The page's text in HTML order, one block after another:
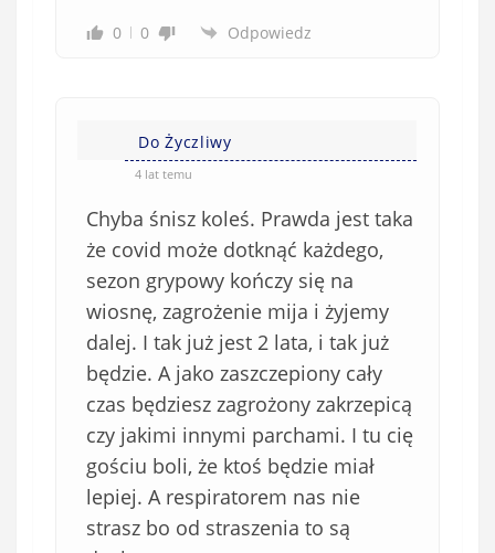
0 0 Odpowiedz
Do Życzliwy
4 lat temu
Chyba śnisz koleś. Prawda jest taka
że covid może dotknąć każdego,
sezon grypowy kończy się na
wiosnę, zagrożenie mija i żyjemy
dalej. I tak już jest 2 lata, i tak już
będzie. A jako zaszczepiony cały
czas będziesz zagrożony zakrzepicą
czy jakimi innymi parchami. I tu cię
gościu boli, że ktoś będzie miał
lepiej. A respiratorem nas nie
strasz bo od straszenia to są